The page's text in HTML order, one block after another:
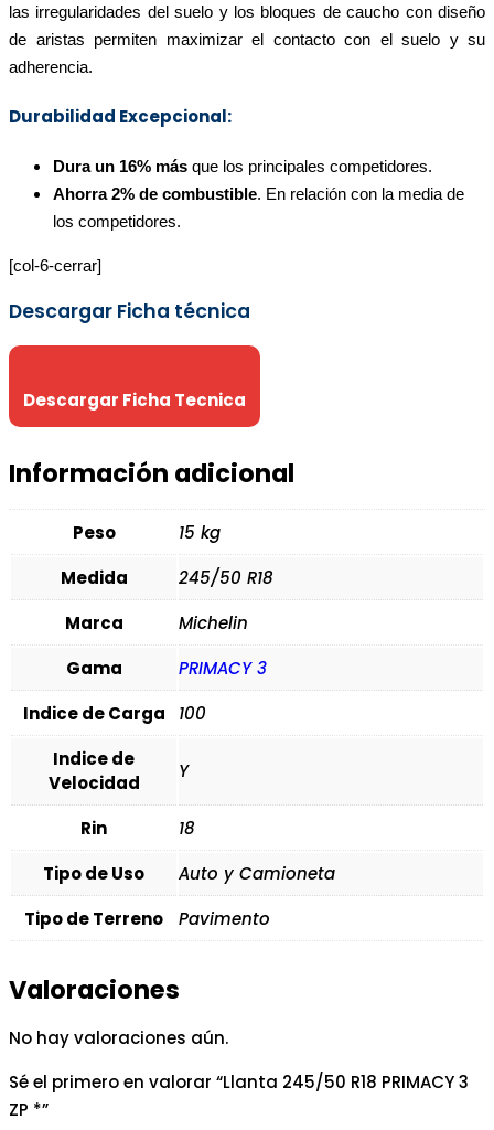
las irregularidades del suelo y los bloques de caucho con diseño
de aristas permiten maximizar el contacto con el suelo y su
adherencia.
Durabilidad Excepcional:
Dura un 16% más que los principales competidores.
Ahorra 2% de combustible. En relación con la media de
los competidores.
[col-6-cerrar]
Descargar Ficha técnica
Descargar Ficha Tecnica
Información adicional
Peso
15 kg
Medida
245/50 R18
Marca
Michelin
Gama
PRIMACY 3
Indice de Carga
100
Indice de
Velocidad
Y
Rin
18
Tipo de Uso
Auto y Camioneta
Tipo de Terreno
Pavimento
Valoraciones
No hay valoraciones aún.
Sé el primero en valorar “Llanta 245/50 R18 PRIMACY 3
ZP *”